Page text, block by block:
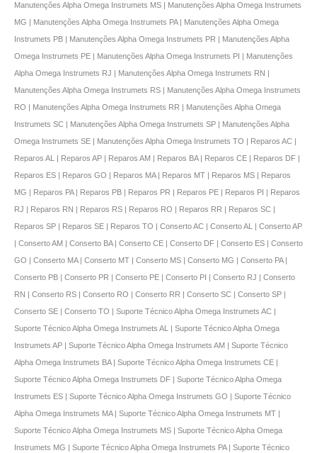
Manutenções Alpha Omega Instrumets MS | Manutenções Alpha Omega Instrumets
MG | Manutenções Alpha Omega Instrumets PA | Manutenções Alpha Omega
Instrumets PB | Manutenções Alpha Omega Instrumets PR | Manutenções Alpha
Omega Instrumets PE | Manutenções Alpha Omega Instrumets PI | Manutenções
Alpha Omega Instrumets RJ | Manutenções Alpha Omega Instrumets RN |
Manutenções Alpha Omega Instrumets RS | Manutenções Alpha Omega Instrumets
RO | Manutenções Alpha Omega Instrumets RR | Manutenções Alpha Omega
Instrumets SC | Manutenções Alpha Omega Instrumets SP | Manutenções Alpha
Omega Instrumets SE | Manutenções Alpha Omega Instrumets TO | Reparos AC |
Reparos AL | Reparos AP | Reparos AM | Reparos BA | Reparos CE | Reparos DF |
Reparos ES | Reparos GO | Reparos MA | Reparos MT | Reparos MS | Reparos
MG | Reparos PA | Reparos PB | Reparos PR | Reparos PE | Reparos PI | Reparos
RJ | Reparos RN | Reparos RS | Reparos RO | Reparos RR | Reparos SC |
Reparos SP | Reparos SE | Reparos TO | Conserto AC | Conserto AL | Conserto AP
| Conserto AM | Conserto BA | Conserto CE | Conserto DF | Conserto ES | Conserto
GO | Conserto MA | Conserto MT | Conserto MS | Conserto MG | Conserto PA |
Conserto PB | Conserto PR | Conserto PE | Conserto PI | Conserto RJ | Conserto
RN | Conserto RS | Conserto RO | Conserto RR | Conserto SC | Conserto SP |
Conserto SE | Conserto TO | Suporte Técnico Alpha Omega Instrumets AC |
Suporte Técnico Alpha Omega Instrumets AL | Suporte Técnico Alpha Omega
Instrumets AP | Suporte Técnico Alpha Omega Instrumets AM | Suporte Técnico
Alpha Omega Instrumets BA | Suporte Técnico Alpha Omega Instrumets CE |
Suporte Técnico Alpha Omega Instrumets DF | Suporte Técnico Alpha Omega
Instrumets ES | Suporte Técnico Alpha Omega Instrumets GO | Suporte Técnico
Alpha Omega Instrumets MA | Suporte Técnico Alpha Omega Instrumets MT |
Suporte Técnico Alpha Omega Instrumets MS | Suporte Técnico Alpha Omega
Instrumets MG | Suporte Técnico Alpha Omega Instrumets PA | Suporte Técnico